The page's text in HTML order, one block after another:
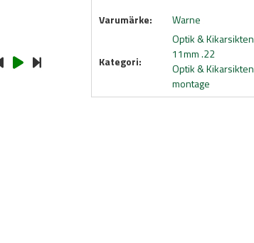
Varumärke: Warne
Kategori:
Optik & Kikarsikten
11mm .22
Optik & Kikarsikten
montage